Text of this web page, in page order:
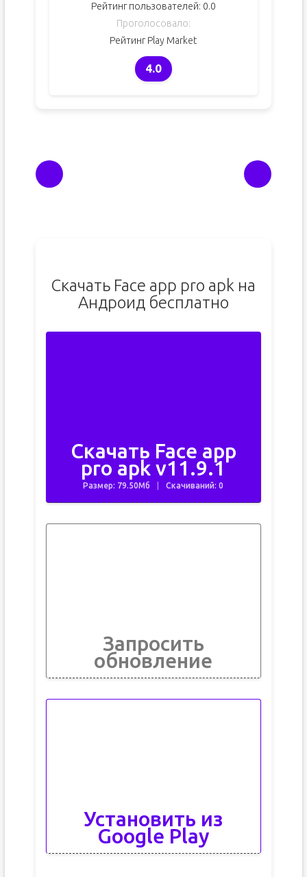
Рейтинг пользователей: 0.0
Проголосовало:
Рейтинг Play Market
4.0
Скачать Face app pro apk на
Андроид бесплатно
Скачать Face app
pro apk v11.9.1
Размер: 79.50Мб Скачиваний: 0
Запросить
обновление
Установить из
Google Play